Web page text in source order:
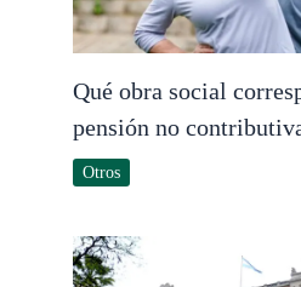
Qué obra social
pensión no
Otros